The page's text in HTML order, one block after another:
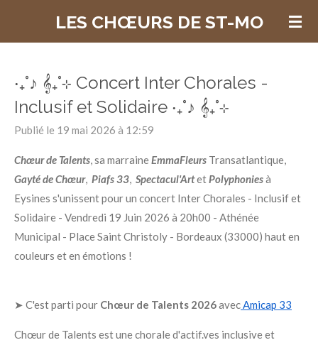
principal
LES CHŒURS DE ST-MO
‧₊˚♪ 𝄞₊˚⊹ Concert Inter Chorales -
Inclusif et Solidaire ‧₊˚♪ 𝄞₊˚⊹
Publié le 19 mai 2026 à 12:59
Chœur de Talents, sa marraineEmmaFleurs Transatlantique,
Gayté de Chœur, Piafs 33, Spectacul'ArtetPolyphoniesà
Eysines s'unissent pour un concert Inter Chorales - Inclusif et
Solidaire - Vendredi 19 Juin 2026 à 20h00 - Athénée
Municipal - Place Saint Christoly - Bordeaux (33000) haut en
couleurs et en émotions !
➤ C'est parti pour Chœur de Talents 2026avecAmicap 33
Chœur de Talents est une chorale d'actif.ves inclusive et